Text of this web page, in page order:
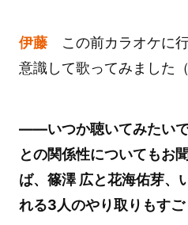
伊藤この前カラオケに行
意識して歌ってみました（
――いつか聴いてみたい
との関係性についてもお
ば、篠澤 広と花海佑芽、
れる3人のやり取りもすご